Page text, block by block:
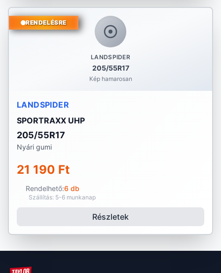
LANDSPIDER
205/55R17
Kép hamarosan
RENDELÉSRE
LANDSPIDER
SPORTRAXX UHP
205/55R17
Nyári gumi
21 190 Ft
Rendelhető:6 db
Szállítás: 5-6 munkanap
Részletek